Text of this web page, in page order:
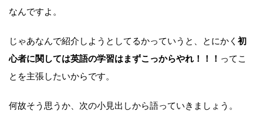
なんですよ。
じゃあなんで紹介しようとしてるかっていうと、とにかく 初
心者に関しては英語の学習はまずこっからやれ！！！ ってこ
とを主張したいからです。
何故そう思うか、次の小見出しから語っていきましょう。